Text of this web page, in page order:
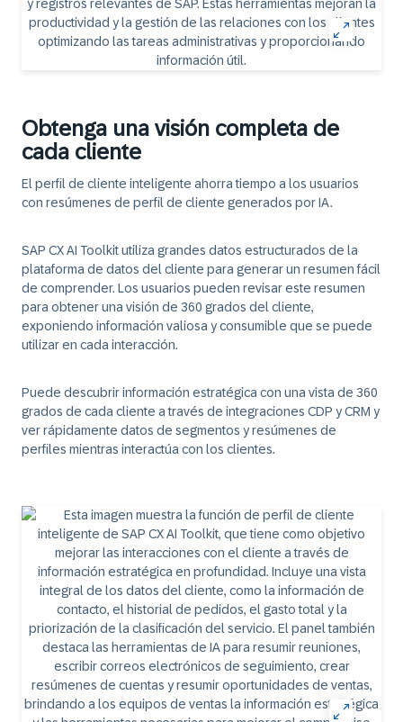
Obtenga una visión completa de
cada cliente
El perfil de cliente inteligente ahorra tiempo a los usuarios
con resúmenes de perfil de cliente generados por IA.
SAP CX AI Toolkit utiliza grandes datos estructurados de la
plataforma de datos del cliente para generar un resumen fácil
de comprender. Los usuarios pueden revisar este resumen
para obtener una visión de 360 grados del cliente,
exponiendo información valiosa y consumible que se puede
utilizar en cada interacción.
Puede descubrir información estratégica con una vista de 360
grados de cada cliente a través de integraciones CDP y CRM y
ver rápidamente datos de segmentos y resúmenes de
perfiles mientras interactúa con los clientes.